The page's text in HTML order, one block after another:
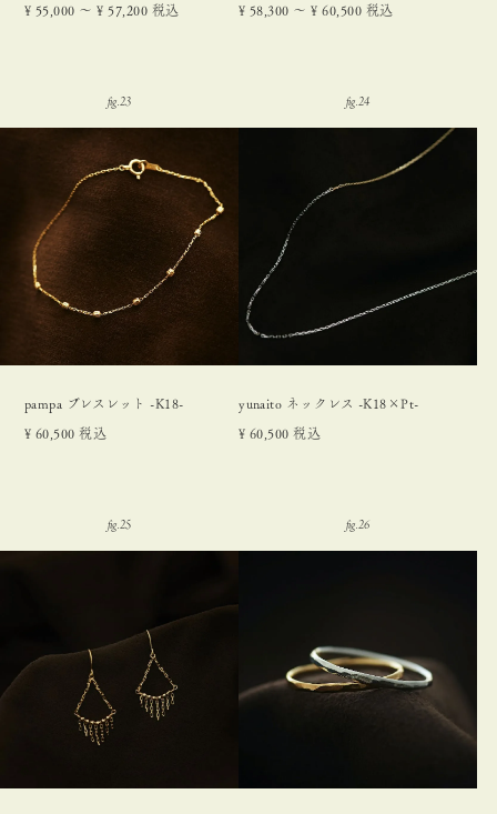
¥ 55,000 〜 ¥ 57,200 税込 ¥ 58,300 〜 ¥ 60,500 税込
pampa ブレスレット -K18-
¥ 60,500 税込
yunaito ネックレス -K18×Pt-
¥ 60,500 税込